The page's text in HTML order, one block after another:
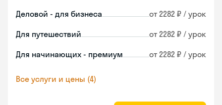
Деловой - для бизнеса от 2282 ₽ / урок
Для путешествий от 2282 ₽ / урок
Для начинающих - премиум от 2282 ₽ / урок
Все услуги и цены (4)